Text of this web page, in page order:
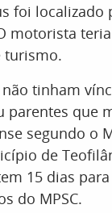
foi localizado
motorista
turismo.
não tinham
parentes que
segundo o
de
15 dias
do MPSC.